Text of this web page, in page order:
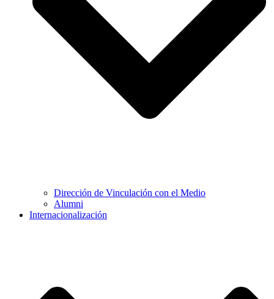
Dirección de Vinculación con el Medio
Alumni
Internacionalización